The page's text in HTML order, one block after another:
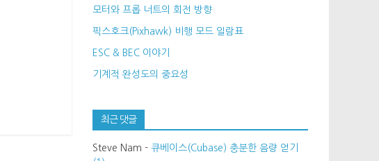
모터와 프롭 너트의 회전 방향
픽스호크(Pixhawk) 비행 모드 일람표
ESC & BEC 이야기
기계적 완성도의 중요성
최근 댓글
Steve Nam - 큐베이스(Cubase) 충분한 음량 얻기